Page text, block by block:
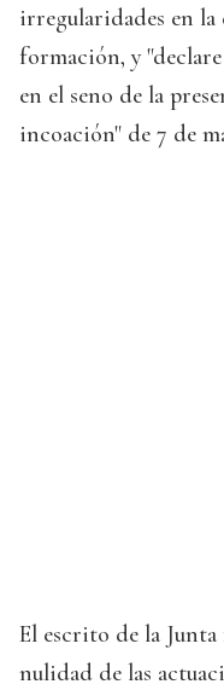
irregularidades en la
formación, y
en el seno de la
incoación" de 7 de
El escrito de la
nulidad de las